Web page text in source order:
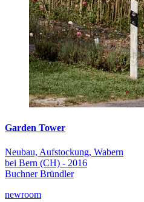
Garden Tower
Neubau, Aufstockung, Wabern
bei Bern (CH) - 2016
Buchner Bründler
newroom